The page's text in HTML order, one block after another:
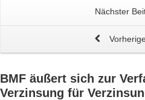
Nächster
BMF äußert sich zur
Verzinsung für